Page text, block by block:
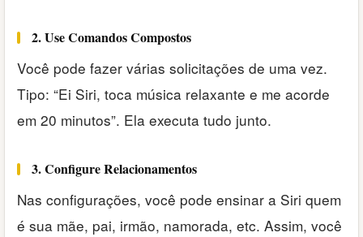
2. Use Comandos Compostos
Você pode fazer várias solicitações de uma vez.
Tipo: “Ei Siri, toca música relaxante e me acorde
em 20 minutos”. Ela executa tudo junto.
3. Configure Relacionamentos
Nas configurações, você pode ensinar a Siri quem
é sua mãe, pai, irmão, namorada, etc. Assim, você